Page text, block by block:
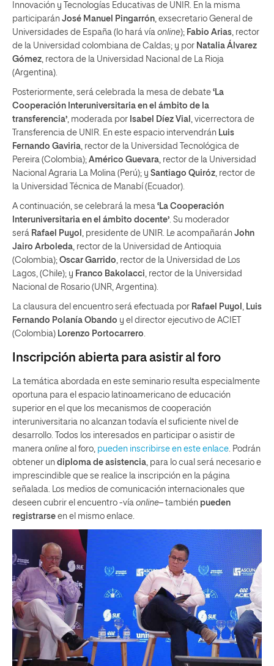
Innovación y Tecnologías Educativas de UNIR. En la misma
participarán José Manuel Pingarrón, exsecretario General de
Universidades de España (lo hará vía online); Fabio Arias, rector
de la Universidad colombiana de Caldas; y por Natalia Álvarez
Gómez, rectora de la Universidad Nacional de La Rioja
(Argentina).
Posteriormente, será celebrada la mesa de debate ‘La
Cooperación Interuniversitaria en el ámbito de la
transferencia’, moderada por Isabel Díez Vial , vicerrectora de
Transferencia de UNIR. En este espacio intervendrán Luis
Fernando Gaviria, rector de la Universidad Tecnológica de
Pereira (Colombia); Américo Guevara, rector de la Universidad
Nacional Agraria La Molina (Perú); y Santiago Quiróz, rector de
la Universidad Técnica de Manabí (Ecuador).
A continuación, se celebrará la mesa ‘La Cooperación
Interuniversitaria en el ámbito docente’. Su moderador
será Rafael Puyol , presidente de UNIR. Le acompañarán John
Jairo Arboleda, rector de la Universidad de Antioquia
(Colombia); Oscar Garrido, rector de la Universidad de Los
Lagos, (Chile); y Franco Bakolacci, rector de la Universidad
Nacional de Rosario (UNR, Argentina).
La clausura del encuentro será efectuada por Rafael Puyol , Luis
Fernando Polanía Obando y el director ejecutivo de ACIET
(Colombia) Lorenzo Portocarrero.
Inscripción abierta para asistir al foro
La temática abordada en este seminario resulta especialmente
oportuna para el espacio latinoamericano de educación
superior en el que los mecanismos de cooperación
interuniversitaria no alcanzan todavía el suficiente nivel de
desarrollo. Todos los interesados en participar o asistir de
manera online al foro, pueden inscribirse en este enlace. Podrán
obtener un diploma de asistencia, para lo cual será necesario e
imprescindible que se realice la inscripción en la página
señalada. Los medios de comunicación internacionales que
deseen cubrir el encuentro -vía online– también pueden
registrarse en el mismo enlace.